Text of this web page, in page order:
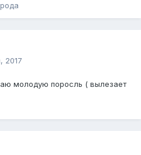
2017
молодую поросль ( вылезает